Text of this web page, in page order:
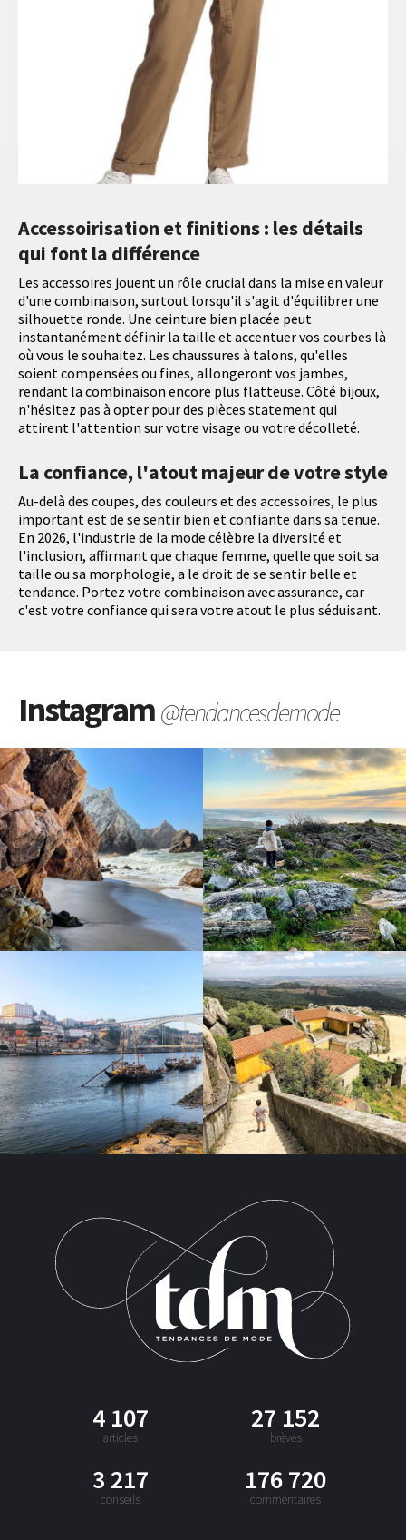
Accessoirisation et finitions : les détails
qui font la différence
Les accessoires jouent un rôle crucial dans la mise en valeur
d'une combinaison, surtout lorsqu'il s'agit d'équilibrer une
silhouette ronde. Une ceinture bien placée peut
instantanément définir la taille et accentuer vos courbes là
où vous le souhaitez. Les chaussures à talons, qu'elles
soient compensées ou fines, allongeront vos jambes,
rendant la combinaison encore plus flatteuse. Côté bijoux,
n'hésitez pas à opter pour des pièces statement qui
attirent l'attention sur votre visage ou votre décolleté.
La confiance, l'atout majeur de votre style
Au-delà des coupes, des couleurs et des accessoires, le plus
important est de se sentir bien et confiante dans sa tenue.
En 2026, l'industrie de la mode célèbre la diversité et
l'inclusion, affirmant que chaque femme, quelle que soit sa
taille ou sa morphologie, a le droit de se sentir belle et
tendance. Portez votre combinaison avec assurance, car
c'est votre confiance qui sera votre atout le plus séduisant.
Instagram@tendancesdemode
4 107
articles
27 152
brèves
3 217
conseils
176 720
commentaires